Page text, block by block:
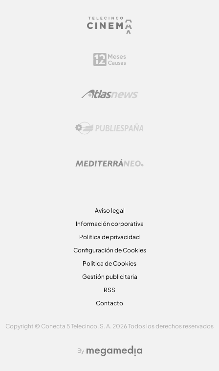
Aviso legal
Información corporativa
Politica de privacidad
Configuración de Cookies
Política de Cookies
Gestión publicitaria
RSS
Contacto
Copyright © Conecta 5 Telecinco, S. A. 2026 Todos los derechos reservados
By